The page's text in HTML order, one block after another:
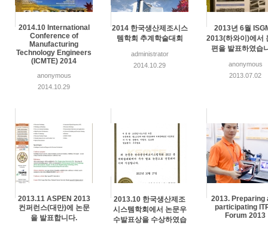
2014.10 International
Conference of
Manufacturing
Technology Engineers
(ICMTE) 2014
anonymous
2014.10.29
2014 한국생산제조시스
템학회 추계학술대회
administrator
2014.10.29
2013년 6월
2013(하와이)에서
편을 발표하였습
anonymous
2013.07.02
2013.11 ASPEN 2013
컨퍼런스(대만)에 논문
을 발표합니다.
2013.10 한국생산제조
시스템학회에서 논문우
수발표상을 수상하였습
2013. Preparing
participating
Forum 2013